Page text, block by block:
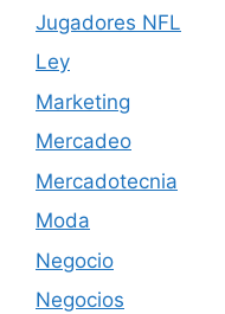
Jugadores NFL
Ley
Marketing
Mercadeo
Mercadotecnia
Moda
Negocio
Negocios